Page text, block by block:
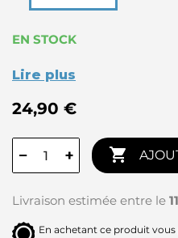
EN STOCK
Lire plus
24,90 €
− + 
Livraison estimée entre le
En achetant ce produit